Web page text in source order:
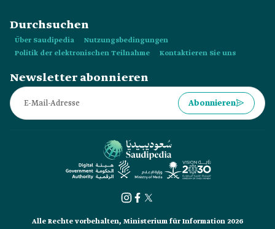
Durchsuchen
Über Saudipedia
Nutzungsbedingungen
Politik der elektronischen Teilnahme
Kontaktieren Sie uns
Newsletter abonnieren
Abonnieren
Alle Rechte vorbehalten, Ministerium für Information 2026